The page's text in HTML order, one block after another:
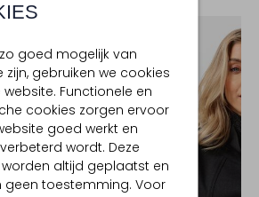
goed mogelijk van
zijn, gebruiken we cookies
Functionele en
cookies zorgen ervoor
goed werkt en
wordt. Deze
altijd geplaatst en
geen toestemming. Voor